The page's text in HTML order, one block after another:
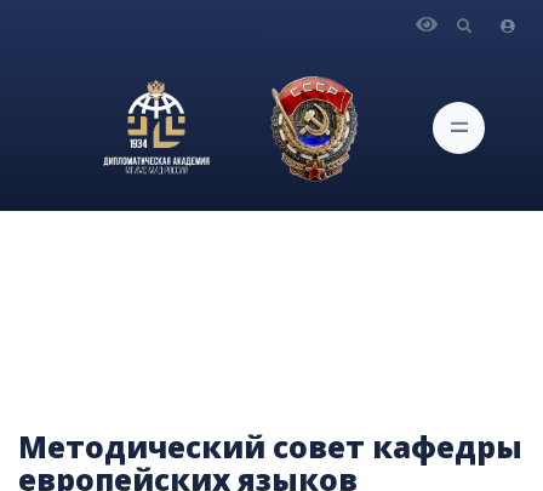
Методический совет кафедры европейских языков
Методический совет кафедры
европейских языков